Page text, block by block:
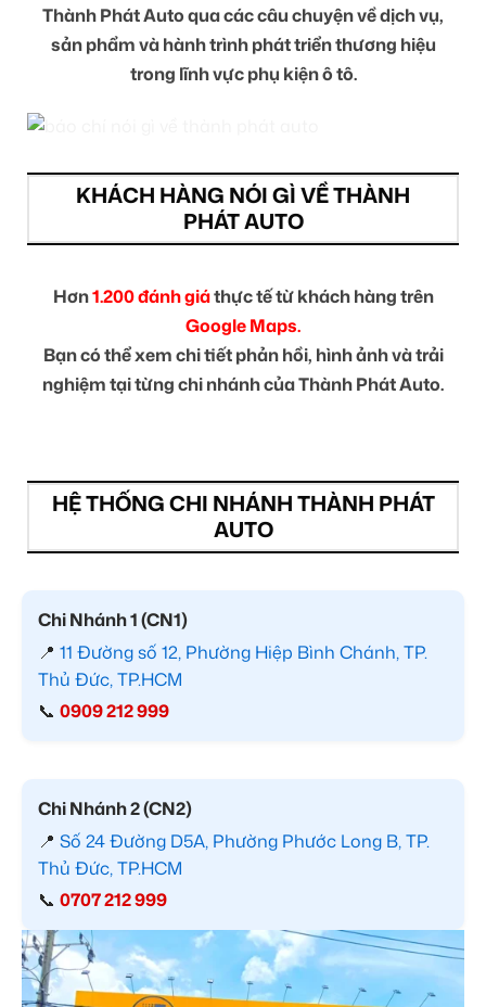
Thành Phát Auto qua các câu chuyện về dịch vụ,
sản phẩm và hành trình phát triển thương hiệu
trong lĩnh vực phụ kiện ô tô.
KHÁCH HÀNG NÓI GÌ VỀ THÀNH
PHÁT AUTO
Hơn1.200 đánh giáthực tế từ khách hàng trên
Google Maps.
Bạn có thể xem chi tiết phản hồi, hình ảnh và trải
nghiệm tại từng chi nhánh của Thành Phát Auto.
HỆ THỐNG CHI NHÁNH THÀNH PHÁT
AUTO
Chi Nhánh 1 (CN1)
📍 11 Đường số 12, Phường Hiệp Bình Chánh, TP.
Thủ Đức, TP.HCM
📞 0909 212 999
Chi Nhánh 2 (CN2)
📍 Số 24 Đường D5A, Phường Phước Long B, TP.
Thủ Đức, TP.HCM
📞 0707 212 999